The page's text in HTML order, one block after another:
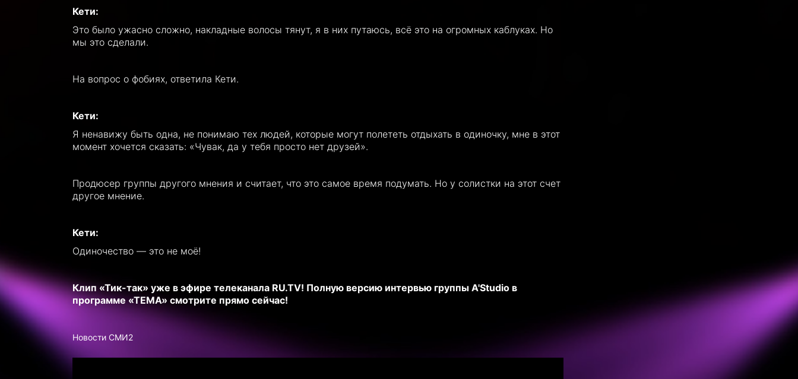
Кети:
Это было ужасно сложно, накладные волосы тянут, я в них путаюсь, всё это на огромных каблуках. Но
мы это сделали.
На вопрос о фобиях, ответила Кети.
Кети:
Я ненавижу быть одна, не понимаю тех людей, которые могут полететь отдыхать в одиночку, мне в этот
момент хочется сказать: «Чувак, да у тебя просто нет друзей».
Продюсер группы другого мнения и считает, что это самое время подумать. Но у солистки на этот счет
другое мнение.
Кети:
Одиночество — это не моё!
Клип «Тик-так» уже в эфире телеканала RU.TV! Полную версию интервью группы A'Studio в
программе «ТЕМА» смотрите прямо сейчас!
Новости СМИ2